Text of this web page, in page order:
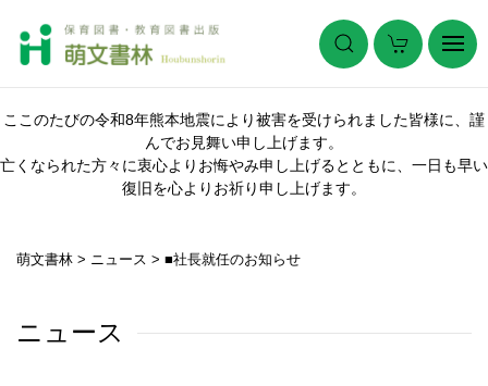
ここのたびの令和8年熊本地震により被害を受けられました皆様に、謹
んでお見舞い申し上げます。
亡くなられた方々に衷心よりお悔やみ申し上げるとともに、一日も早い
復旧を心よりお祈り申し上げます。
萌文書林 > ニュース > ■社長就任のお知らせ
ニュース